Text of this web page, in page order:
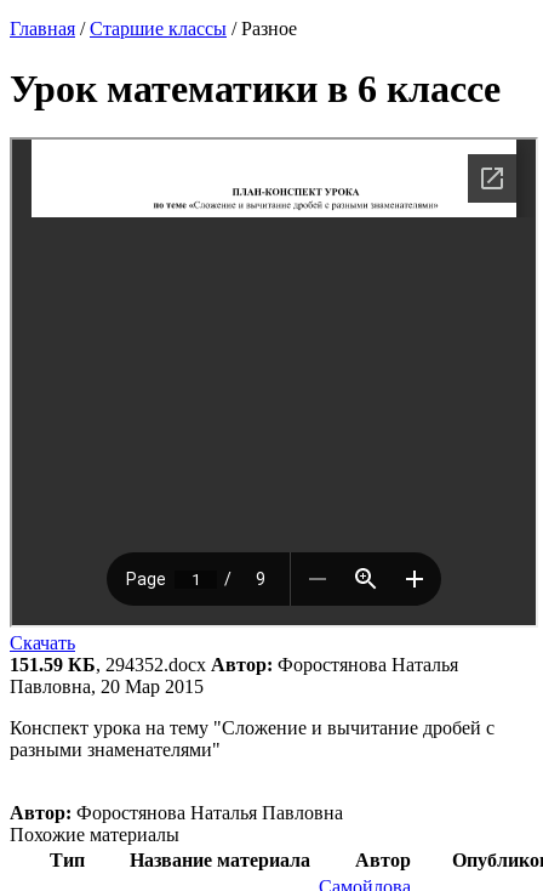
Главная /Старшие классы /Разное
Урок математики в 6 классе
Скачать
151.59 КБ, 294352.docx Автор: Форостянова Наталья
Павловна, 20 Мар 2015
Конспект урока на тему "Сложение и вычитание дробей с
разными знаменателями"
Автор: Форостянова Наталья Павловна
Похожие материалы
Тип
Название материала Автор